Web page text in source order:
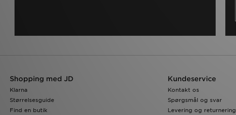
Shopping med JD
Klarna
Størrelsesguide
Find en butik
Kundeservice
Kontakt os
Spørgsmål og svar
Levering og returnering